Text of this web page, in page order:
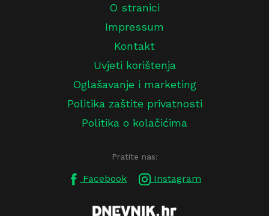
O stranici
Impressum
Kontakt
Uvjeti korištenja
Oglašavanje i marketing
Politika zaštite privatnosti
Politika o kolačićima
Pratite nas:
Facebook Instagram